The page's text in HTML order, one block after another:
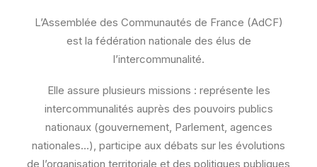
L’Assemblée des Communautés de France (AdCF)
est la fédération nationale des élus de
l’intercommunalité.
Elle assure plusieurs missions : représente les
intercommunalités auprès des pouvoirs publics
nationaux (gouvernement, Parlement, agences
nationales…), participe aux débats sur les évolutions
de l’organisation territoriale et des politiques publiques